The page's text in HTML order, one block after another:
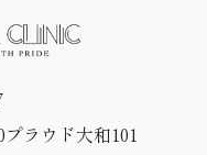
ラウド大和101